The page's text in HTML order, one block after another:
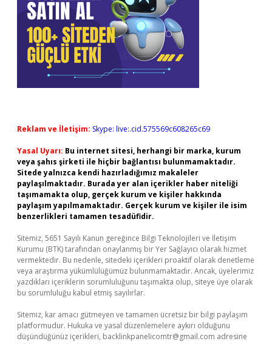
Reklam ve İletişim: Skype: live:.cid.575569c608265c69
Yasal Uyarı: Bu internet sitesi, herhangi bir marka, kurum
veya şahıs şirketi ile hiçbir bağlantısı bulunmamaktadır.
Sitede yalnızca kendi hazırladığımız makaleler
paylaşılmaktadır. Burada yer alan içerikler haber niteliği
taşımamakta olup, gerçek kurum ve kişiler hakkında
paylaşım yapılmamaktadır. Gerçek kurum ve kişiler ile isim
benzerlikleri tamamen tesadüfidir.
Sitemiz, 5651 Sayılı Kanun gereğince Bilgi Teknolojileri ve İletişim
Kurumu (BTK) tarafından onaylanmış bir Yer Sağlayıcı olarak hizmet
vermektedir. Bu nedenle, sitedeki içerikleri proaktif olarak denetleme
veya araştırma yükümlülüğümüz bulunmamaktadır. Ancak, üyelerimiz
yazdıkları içeriklerin sorumluluğunu taşımakta olup, siteye üye olarak
bu sorumluluğu kabul etmiş sayılırlar.
Sitemiz, kar amacı gütmeyen ve tamamen ücretsiz bir bilgi paylaşım
platformudur. Hukuka ve yasal düzenlemelere aykırı olduğunu
düşündüğünüz içerikleri, backlinkpanelicomtr@gmail.com adresine